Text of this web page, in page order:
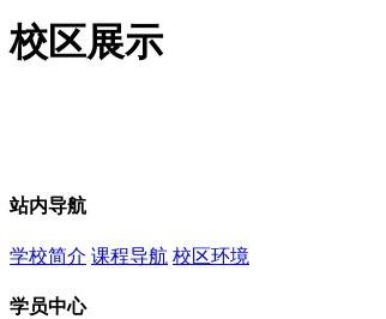
校区展示
站内导航
学校简介 课程导航 校区环境
学员中心